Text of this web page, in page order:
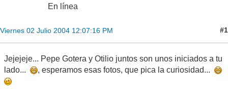
En línea
Viernes 02 Julio 2004 12:07:16 PM #1
Jejejeje... Pepe Gotera y Otilio juntos son unos iniciados a tu
lado...
, esperamos esas fotos, que pica la curiosidad...